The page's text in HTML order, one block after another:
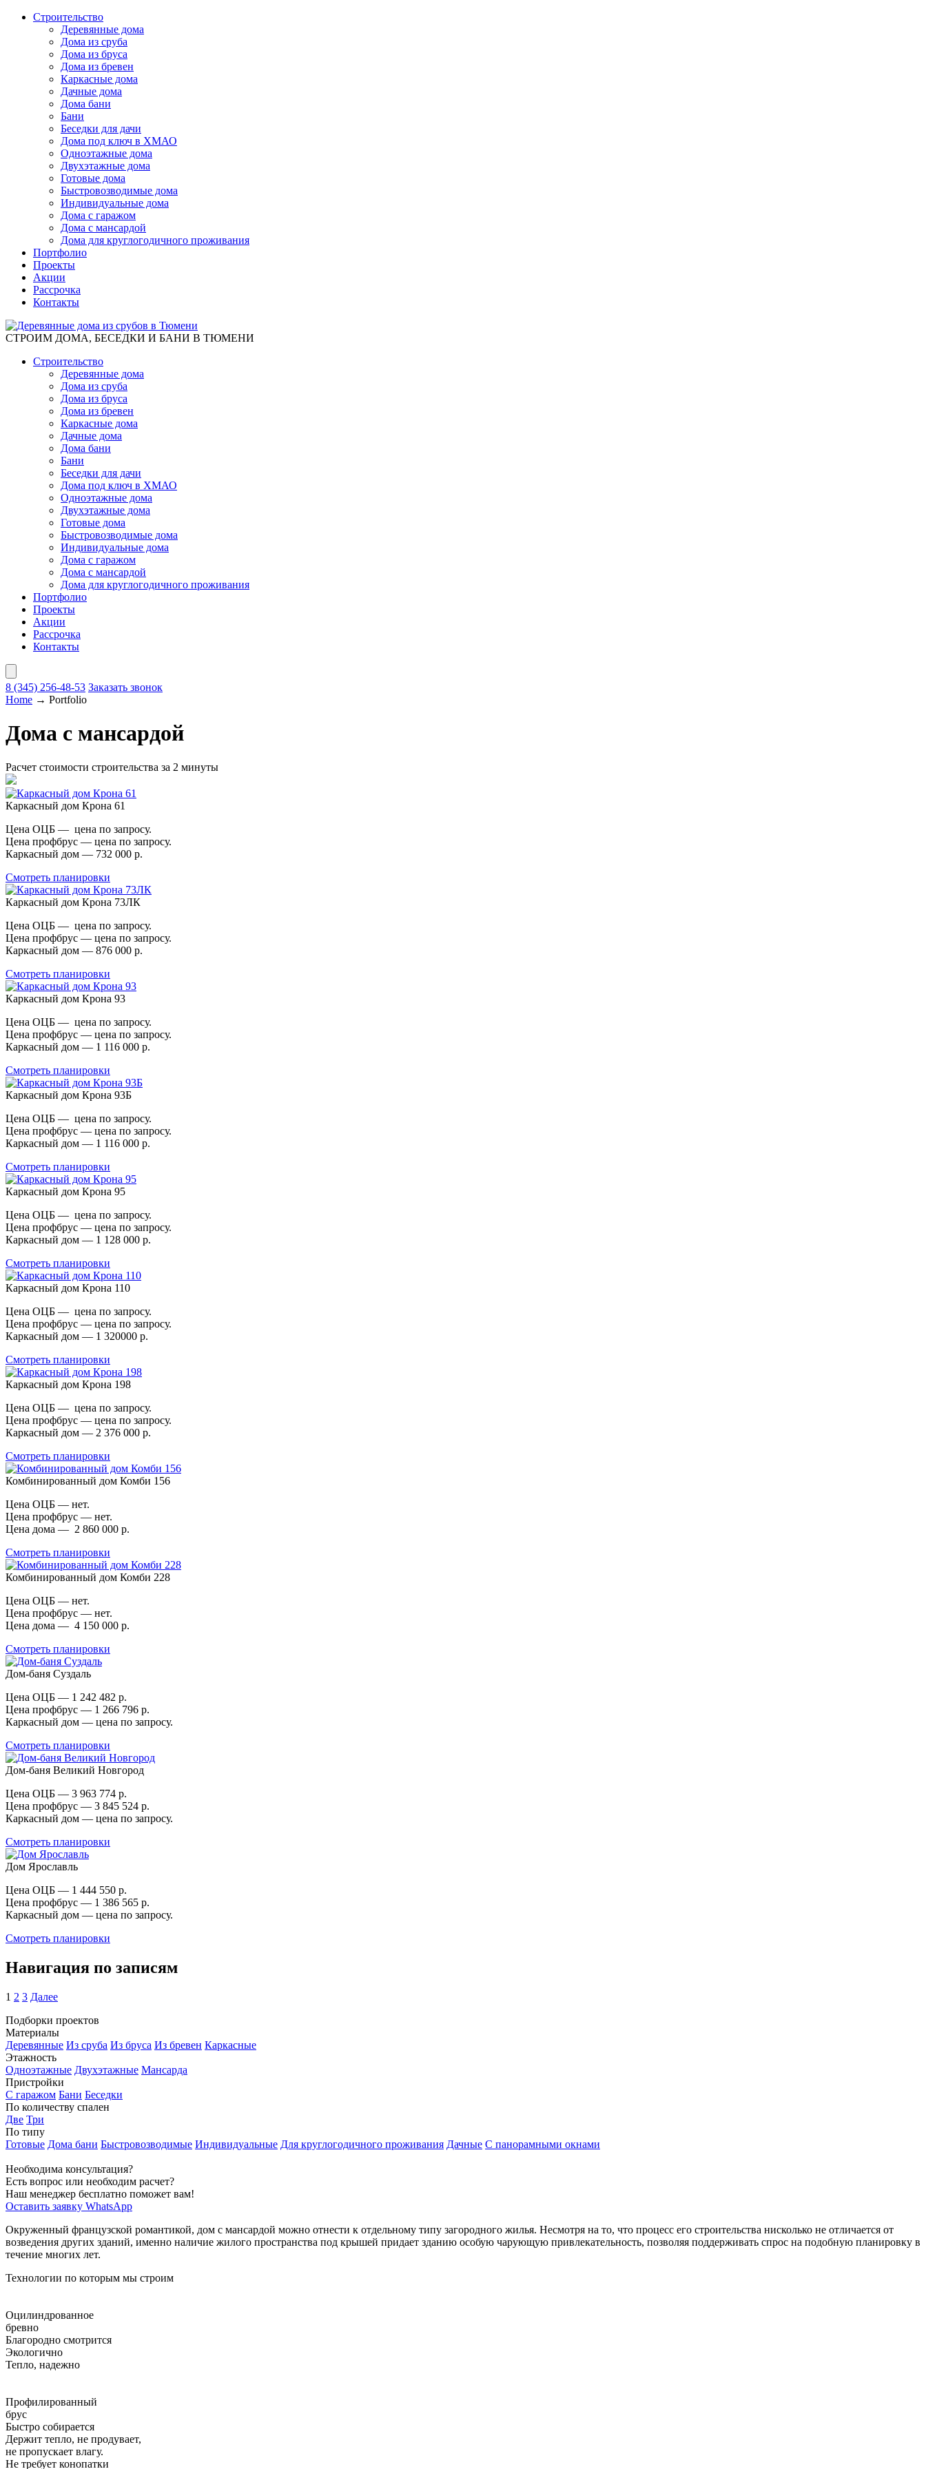
Строительство
Деревянные дома
Дома из сруба
Дома из бруса
Дома из бревен
Каркасные дома
Дачные дома
Дома бани
Бани
Беседки для дачи
Дома под ключ в ХМАО
Одноэтажные дома
Двухэтажные дома
Готовые дома
Быстровозводимые дома
Индивидуальные дома
Дома с гаражом
Дома с мансардой
Дома для круглогодичного проживания
Портфолио
Проекты
Акции
Рассрочка
Контакты
СТРОИМ ДОМА, БЕСЕДКИ И БАНИ В ТЮМЕНИ
Строительство
Деревянные дома
Дома из сруба
Дома из бруса
Дома из бревен
Каркасные дома
Дачные дома
Дома бани
Бани
Беседки для дачи
Дома под ключ в ХМАО
Одноэтажные дома
Двухэтажные дома
Готовые дома
Быстровозводимые дома
Индивидуальные дома
Дома с гаражом
Дома с мансардой
Дома для круглогодичного проживания
Портфолио
Проекты
Акции
Рассрочка
Контакты
8 (345) 256-48-53 Заказать звонок
Home → Portfolio
Дома с мансардой
Расчет стоимости строительства за 2 минуты
Каркасный дом Крона 61
Цена ОЦБ — цена по запросу.
Цена профбрус — цена по запросу.
Каркасный дом — 732 000 р.
Смотреть планировки
Каркасный дом Крона 73ЛК
Цена ОЦБ — цена по запросу.
Цена профбрус — цена по запросу.
Каркасный дом — 876 000 р.
Смотреть планировки
Каркасный дом Крона 93
Цена ОЦБ — цена по запросу.
Цена профбрус — цена по запросу.
Каркасный дом — 1 116 000 р.
Смотреть планировки
Каркасный дом Крона 93Б
Цена ОЦБ — цена по запросу.
Цена профбрус — цена по запросу.
Каркасный дом — 1 116 000 р.
Смотреть планировки
Каркасный дом Крона 95
Цена ОЦБ — цена по запросу.
Цена профбрус — цена по запросу.
Каркасный дом — 1 128 000 р.
Смотреть планировки
Каркасный дом Крона 110
Цена ОЦБ — цена по запросу.
Цена профбрус — цена по запросу.
Каркасный дом — 1 320000 р.
Смотреть планировки
Каркасный дом Крона 198
Цена ОЦБ — цена по запросу.
Цена профбрус — цена по запросу.
Каркасный дом — 2 376 000 р.
Смотреть планировки
Комбинированный дом Комби 156
Цена ОЦБ — нет.
Цена профбрус — нет.
Цена дома — 2 860 000 р.
Смотреть планировки
Комбинированный дом Комби 228
Цена ОЦБ — нет.
Цена профбрус — нет.
Цена дома — 4 150 000 р.
Смотреть планировки
Дом-баня Суздаль
Цена ОЦБ — 1 242 482 р.
Цена профбрус — 1 266 796 р.
Каркасный дом — цена по запросу.
Смотреть планировки
Дом-баня Великий Новгород
Цена ОЦБ — 3 963 774 р.
Цена профбрус — 3 845 524 р.
Каркасный дом — цена по запросу.
Смотреть планировки
Дом Ярославль
Цена ОЦБ — 1 444 550 р.
Цена профбрус — 1 386 565 р.
Каркасный дом — цена по запросу.
Смотреть планировки
Навигация по записям
1 2 3 Далее
Подборки проектов
Материалы
Деревянные Из сруба Из бруса Из бревен Каркасные
Этажность
Одноэтажные Двухэтажные Мансарда
Пристройки
С гаражом Бани Беседки
По количеству спален
Две Три
По типу
Готовые Дома бани Быстровозводимые Индивидуальные Для круглогодичного проживания Дачные С панорамными окнами
Необходима консультация?
Есть вопрос или необходим расчет?
Наш менеджер бесплатно поможет вам!
Оставить заявку WhatsApp
Окруженный французской романтикой, дом с мансардой можно отнести к отдельному типу загородного жилья. Несмотря на то, что процесс его строительства нисколько не отличается от
возведения других зданий, именно наличие жилого пространства под крышей придает зданию особую чарующую привлекательность, позволяя поддерживать спрос на подобную планировку в
течение многих лет.
Технологии по которым мы строим
Оцилиндрованное
бревно
Благородно смотрится
Экологично
Тепло, надежно
Профилированный
брус
Быстро собирается
Держит тепло, не продувает,
не пропускает влагу.
Не требует конопатки